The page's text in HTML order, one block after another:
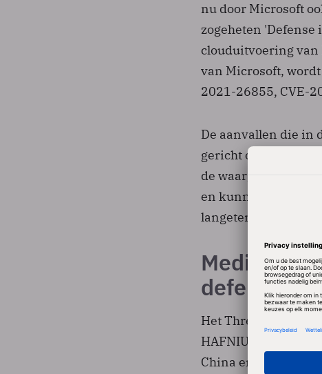
nu door Microsoft
zogeheten
clouduitvoering van
van Microsoft,
2021-26855, CVE-
De aanvallen die in
gericht op zowel
de waargenomen
en kunnen ze ook
Medische
defensie
Het Threat
HAFNIUM achter
China en is